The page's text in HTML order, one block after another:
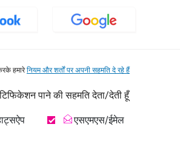
हमारेनियम और शर्तों पर अपनी सहमति दे रहे हैं
पाने की सहमति देता/देती हूँ
एसएमएस/ईमेल